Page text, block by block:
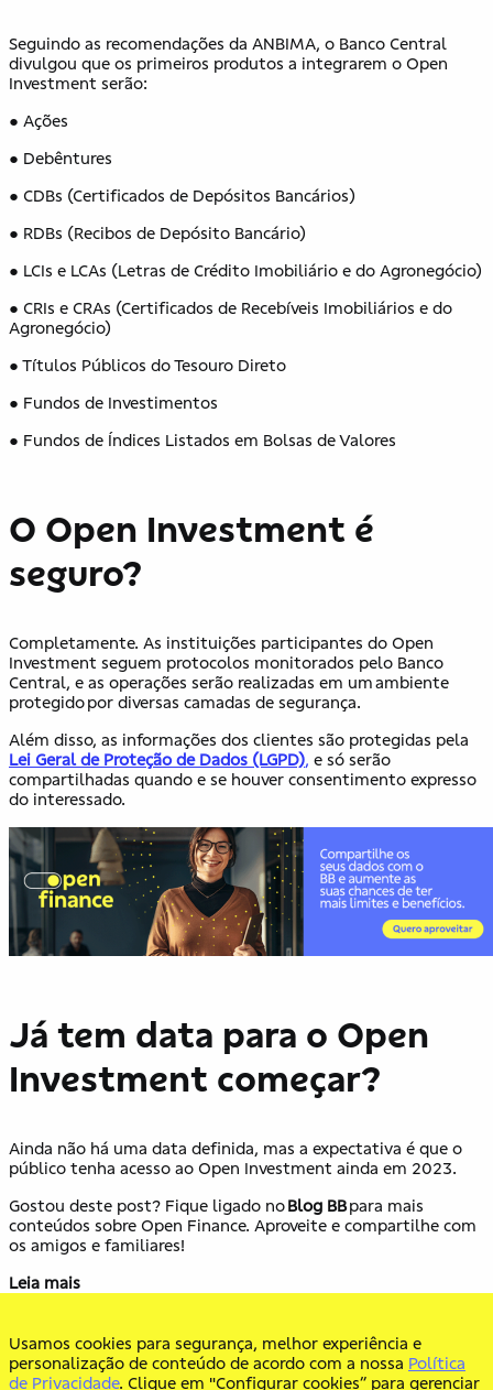
Seguindo as recomendações da ANBIMA, o Banco Central
divulgou que os primeiros produtos a integrarem o Open
Investment serão:
● Ações
● Debêntures
● CDBs (Certificados de Depósitos Bancários)
● RDBs (Recibos de Depósito Bancário)
● LCIs e LCAs (Letras de Crédito Imobiliário e do Agronegócio)
● CRIs e CRAs (Certificados de Recebíveis Imobiliários e do
Agronegócio)
● Títulos Públicos do Tesouro Direto
● Fundos de Investimentos
● Fundos de Índices Listados em Bolsas de Valores
O Open Investment é
seguro?
Completamente. As instituições participantes do Open
Investment seguem protocolos monitorados pelo Banco
Central, e as operações serão realizadas em um ambiente
protegido por diversas camadas de segurança.
Além disso, as informações dos clientes são protegidas pela
Lei Geral de Proteção de Dados (LGPD), e só serão
compartilhadas quando e se houver consentimento expresso
do interessado.
Já tem data para o Open
Investment começar?
Ainda não há uma data definida, mas a expectativa é que o
público tenha acesso ao Open Investment ainda em 2023.
Gostou deste post? Fique ligado noBlog BBpara mais
conteúdos sobre Open Finance. Aproveite e compartilhe com
os amigos e familiares!
Leia mais
Open Banking é Open Finance
Usamos cookies para segurança, melhor experiência e
personalização de conteúdo de acordo com a nossa Política
de Privacidade. Clique em "Configurar cookies” para gerenciar